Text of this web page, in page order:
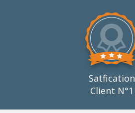
Satfication
Client N°1